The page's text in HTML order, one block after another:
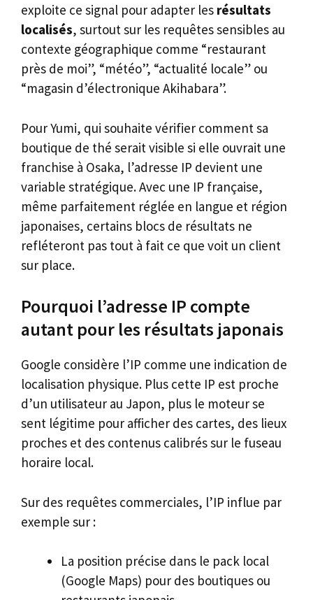
exploite ce signal pour adapter les résultats
localisés, surtout sur les requêtes sensibles au
contexte géographique comme “restaurant
près de moi”, “météo”, “actualité locale” ou
“magasin d’électronique Akihabara”.
Pour Yumi, qui souhaite vérifier comment sa
boutique de thé serait visible si elle ouvrait une
franchise à Osaka, l’adresse IP devient une
variable stratégique. Avec une IP française,
même parfaitement réglée en langue et région
japonaises, certains blocs de résultats ne
refléteront pas tout à fait ce que voit un client
sur place.
Pourquoi l’adresse IP compte
autant pour les résultats japonais
Google considère l’IP comme une indication de
localisation physique. Plus cette IP est proche
d’un utilisateur au Japon, plus le moteur se
sent légitime pour afficher des cartes, des lieux
proches et des contenus calibrés sur le fuseau
horaire local.
Sur des requêtes commerciales, l’IP influe par
exemple sur :
La position précise dans le pack local
(Google Maps) pour des boutiques ou